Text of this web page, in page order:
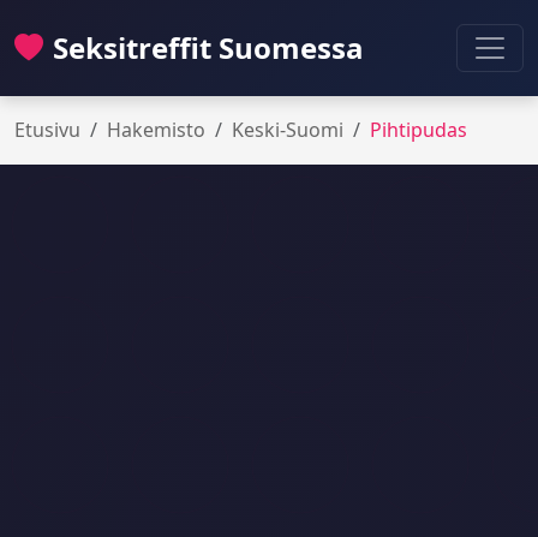
Seksitreffit Suomessa
Etusivu Hakemisto Keski-Suomi Pihtipudas